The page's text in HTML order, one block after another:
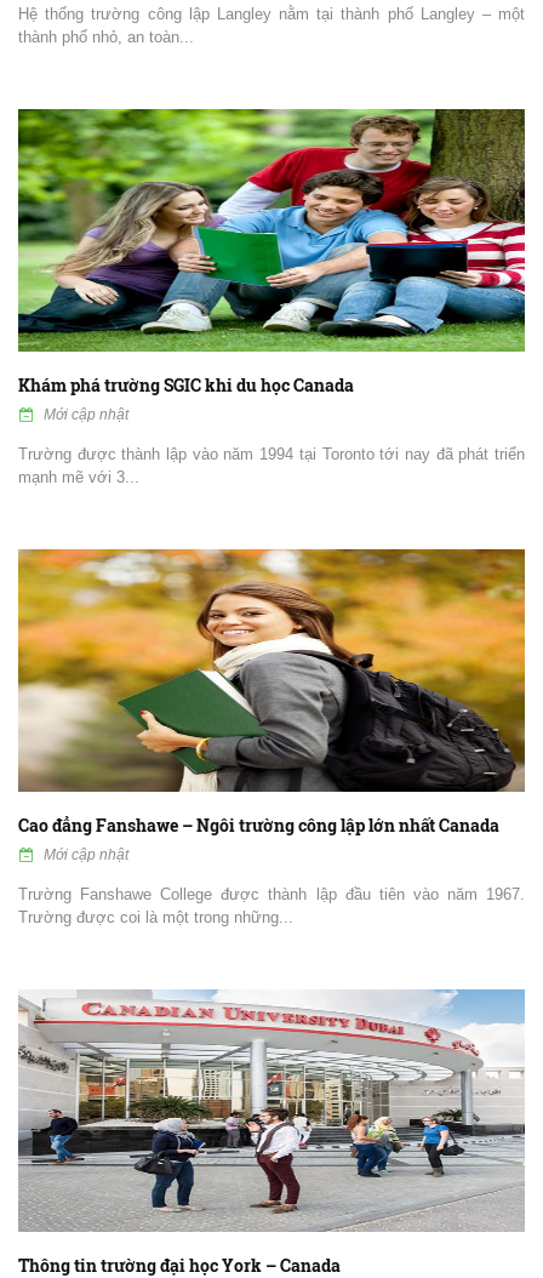
Hệ thống trường công lập Langley nằm tại thành phố Langley – một
thành phố nhỏ, an toàn...
Khám phá trường SGIC khi du học Canada
Mới cập nhật
Trường được thành lập vào năm 1994 tại Toronto tới nay đã phát triển
mạnh mẽ với 3...
Cao đẳng Fanshawe – Ngôi trường công lập lớn nhất Canada
Mới cập nhật
Trường Fanshawe College được thành lập đầu tiên vào năm 1967.
Trường được coi là một trong những...
Thông tin trường đại học York – Canada